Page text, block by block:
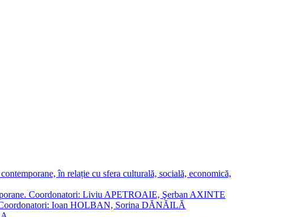
în relație cu sfera culturală, socială, economică,
Coordonatori: Liviu APETROAIE, Şerban AXINTE
Coordonatori: Ioan HOLBAN, Sorina DĂNĂILĂ